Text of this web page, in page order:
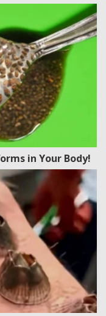
in Your Body!